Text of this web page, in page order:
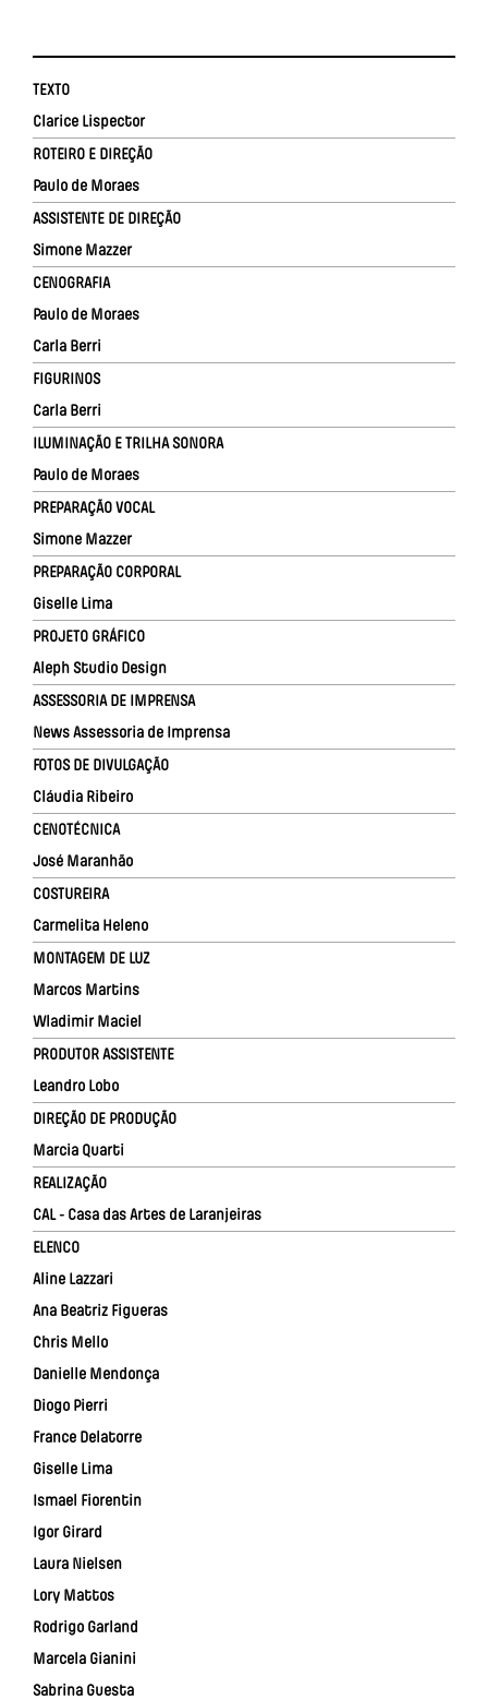
TEXTO
Clarice Lispector
ROTEIRO E DIREÇÃO
Paulo de Moraes
ASSISTENTE DE DIREÇÃO
Simone Mazzer
CENOGRAFIA
Paulo de Moraes
Carla Berri
FIGURINOS
Carla Berri
ILUMINAÇÃO E TRILHA SONORA
Paulo de Moraes
PREPARAÇÃO VOCAL
Simone Mazzer
PREPARAÇÃO CORPORAL
Giselle Lima
PROJETO GRÁFICO
Aleph Studio Design
ASSESSORIA DE IMPRENSA
News Assessoria de Imprensa
FOTOS DE DIVULGAÇÃO
Cláudia Ribeiro
CENOTÉCNICA
José Maranhão
COSTUREIRA
Carmelita Heleno
MONTAGEM DE LUZ
Marcos Martins
Wladimir Maciel
PRODUTOR ASSISTENTE
Leandro Lobo
DIREÇÃO DE PRODUÇÃO
Marcia Quarti
REALIZAÇÃO
CAL - Casa das Artes de Laranjeiras
ELENCO
Aline Lazzari
Ana Beatriz Figueras
Chris Mello
Danielle Mendonça
Diogo Pierri
France Delatorre
Giselle Lima
Ismael Fiorentin
Igor Girard
Laura Nielsen
Lory Mattos
Rodrigo Garland
Marcela Gianini
Sabrina Guesta